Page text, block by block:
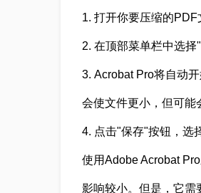
1. 打开你要压缩的PDF
2. 在顶部菜单栏中选择
3. Acrobat Pro将自动
会使文件更小，但可能
4. 点击"保存"按钮，选
使用Adobe Acrobat
影响较小。但是，它需